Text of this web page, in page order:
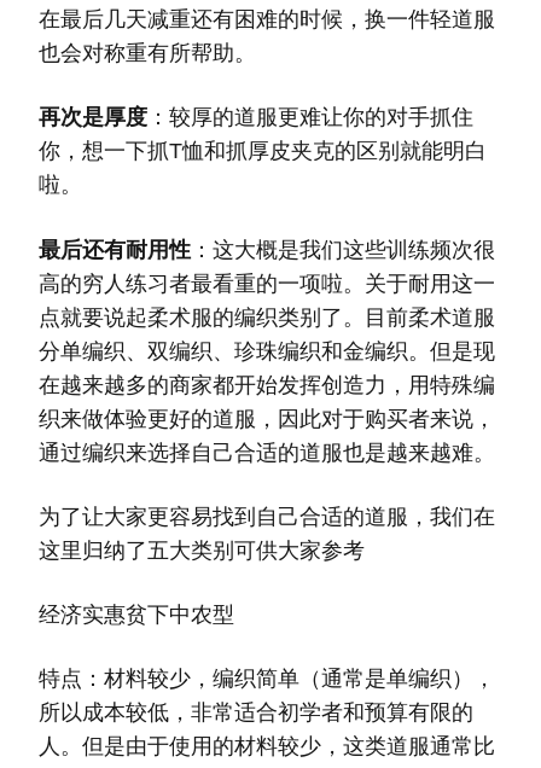
在最后几天减重还有困难的时候，换一件轻道服
也会对称重有所帮助。
再次是厚度 ： 较厚的道服更难让你的对手抓住
你，想一下抓T恤和抓厚皮夹克的区别就能明白
啦。
最后还有耐用性 ： 这大概是我们这些训练频次很
高的穷人练习者最看重的一项啦。关于耐用这一
点就要说起柔术服的编织类别了。目前柔术道服
分单编织、双编织、珍珠编织和金编织。但是现
在越来越多的商家都开始发挥创造力，用特殊编
织来做体验更好的道服，因此对于购买者来说，
通过编织来选择自己合适的道服也是越来越难。
为了让大家更容易找到自己合适的道服，我们在
这里归纳了五大类别可供大家参考
经济实惠贫下中农型
特点：材料较少，编织简单（通常是单编织），
所以成本较低，非常适合初学者和预算有限的
人。但是由于使用的材料较少，这类道服通常比